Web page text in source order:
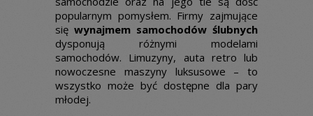
popularnym pomysłem. Firmy zajmujące
się wynajmem samochodów ślubnych
dysponują różnymi modelami
samochodów. Limuzyny, auta retro lub
nowoczesne maszyny luksusowe – to
wszystko może być dostępne dla pary
młodej.